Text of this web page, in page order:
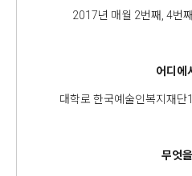
2017년 매월 2번째, 4번
어디에
대학로 한국예술인복지재단
무엇